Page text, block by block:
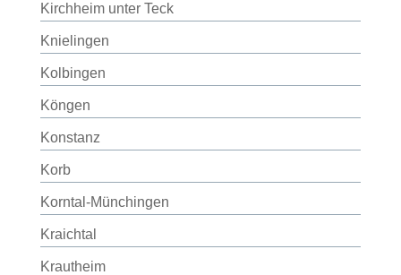
Kirchheim unter Teck
Knielingen
Kolbingen
Köngen
Konstanz
Korb
Korntal-Münchingen
Kraichtal
Krautheim